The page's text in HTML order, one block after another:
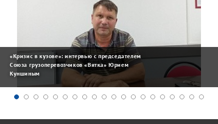
«Кризис в кузове»: интервью с председателем
Союза грузоперевозчиков «Вятка» Юрием
Куншиным